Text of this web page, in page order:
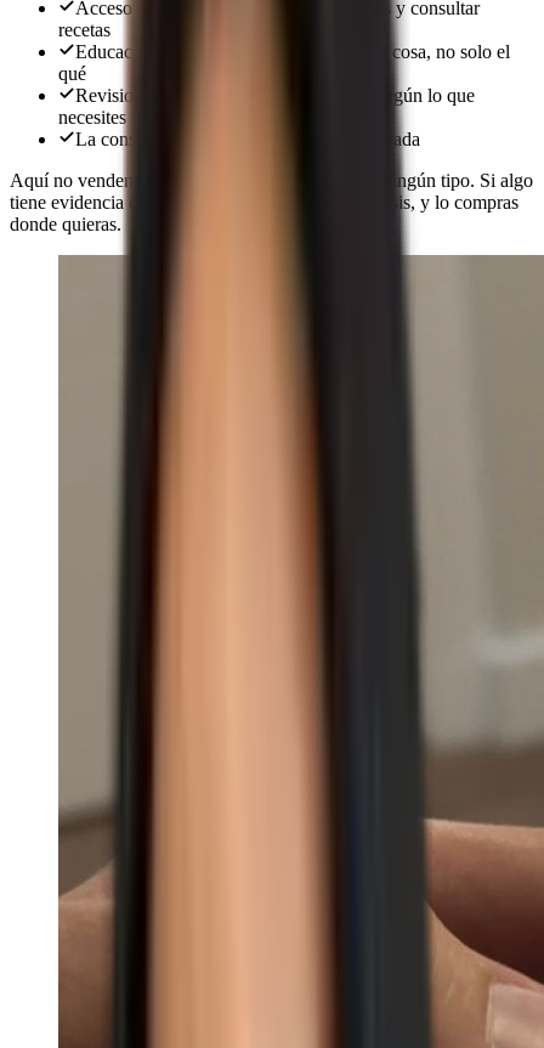
Acceso a nuestra app para cambiar platos y consultar
recetas
Educación nutricional: el porqué de cada cosa, no solo el
qué
Revisiones cada tres semanas o al mes, según lo que
necesites
La consulta, en Tarancón o por videollamada
Aquí no vendemos suplementos ni productos de ningún tipo. Si algo
tiene evidencia detrás te decimos cuál y en qué dosis, y lo compras
donde quieras.